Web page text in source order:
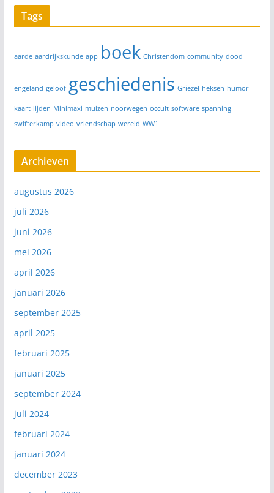
Tags
aarde aardrijkskunde app boek Christendom community dood
engeland geloof geschiedenis Griezel heksen humor
kaart lijden Minimaxi muizen noorwegen occult software spanning
swifterkamp video vriendschap wereld WW1
Archieven
augustus 2026
juli 2026
juni 2026
mei 2026
april 2026
januari 2026
september 2025
april 2025
februari 2025
januari 2025
september 2024
juli 2024
februari 2024
januari 2024
december 2023